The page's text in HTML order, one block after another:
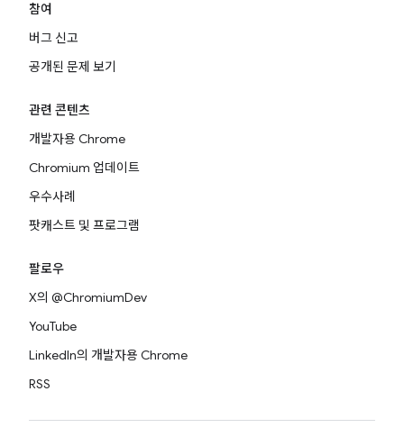
참여
버그 신고
공개된 문제 보기
관련 콘텐츠
개발자용 Chrome
Chromium 업데이트
우수사례
팟캐스트 및 프로그램
팔로우
X의 @ChromiumDev
YouTube
LinkedIn의 개발자용 Chrome
RSS